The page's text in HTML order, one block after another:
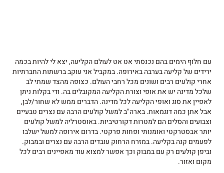
עם חלוף הימים בהם נכנסתי אט אט לעולם הקליעה, יצא לי להיות בכמה
ירידים של קליעה בערבה באירופה. במקביל אני עוקב ברשתות החברתיות
אחרי קולעים רבים ושונים מכל רחבי העולם. כצופה מהצד שמתי לב
שלכל מדינה יש את אופי וצורת הקליעה המקובלים בה. ודי בקלות ניתן
לאפיין את סוג ואופי הקליעה לכל מדינה. הדברים ממש לא שחור/לבן,
אבל אתן כמה דוגמאות. בארה"ב למשל קולעים הרבה עם נצרים טבעיים
וצבועים והסלים הם למטרות דקורטיביות. באוסטרליה למשל קולעים
יותר אבסטרקטי ואומנותי ופחות פרקטי. בדרום אירופה למשל ישלבו
לפעמים קנה בקליעה. במזרח הרחוק עובדים הרבה עם נצרים ובמבוק.
וביפן קולעים רק עם במבוק וכך אפשר למצוא עוד מאפיינים רבים לכל
מקום ואזור.